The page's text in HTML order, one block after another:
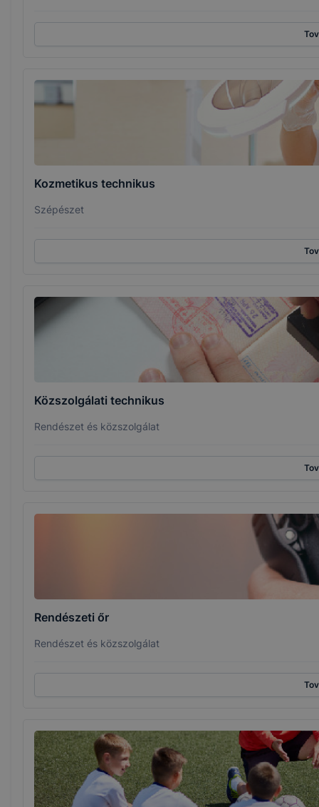
Kozmetikus technikus
Szépészet
Közszolgálati technikus
Rendészet és közszolgálat
Rendészeti őr
Rendészet és közszolgálat